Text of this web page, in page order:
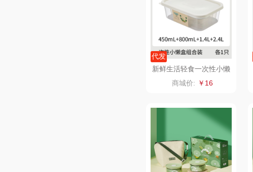
奥帝尔（包销款）
梦百合
友望
凡士林
Aroma Light
亿瞬间
代发
新鲜生活轻食一次性小懒
盒SH-7729
商城价: ￥16